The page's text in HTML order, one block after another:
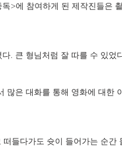
>에 참여하게 된 제작진들은
. 큰 형님처럼 잘 따를 수 있었
많은 대화를 통해 영화에 대한
들다가도 슛이 들어가는 순간